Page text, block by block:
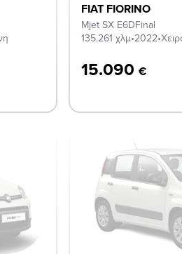
FIAT FIORINO
Mjet SX E6DFinal
135.261 χλμ•2022•
15.090€